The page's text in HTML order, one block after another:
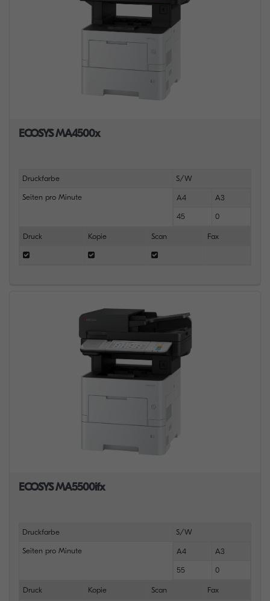
ECOSYS MA4500x
Druckfarbe S/W
Seiten pro Minute A4 A3
45 0
Druck Kopie Scan Fax
ECOSYS MA5500ifx
Druckfarbe S/W
Seiten pro Minute A4 A3
55 0
Druck Kopie Scan Fax